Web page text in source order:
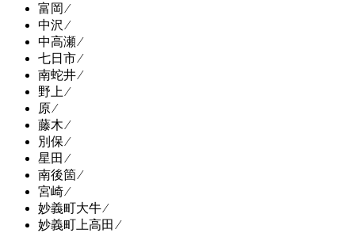
富岡 ⁄
中沢 ⁄
中高瀬 ⁄
七日市 ⁄
南蛇井 ⁄
野上 ⁄
原 ⁄
藤木 ⁄
別保 ⁄
星田 ⁄
南後箇 ⁄
宮崎 ⁄
妙義町大牛 ⁄
妙義町上高田 ⁄